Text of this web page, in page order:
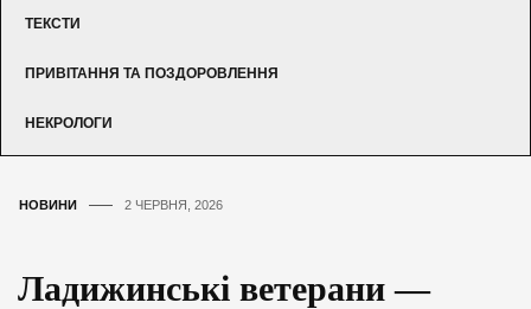
ТЕКСТИ
ПРИВІТАННЯ ТА ПОЗДОРОВЛЕННЯ
НЕКРОЛОГИ
НОВИНИ 2 ЧЕРВНЯ, 2026
Ладижинські ветерани —